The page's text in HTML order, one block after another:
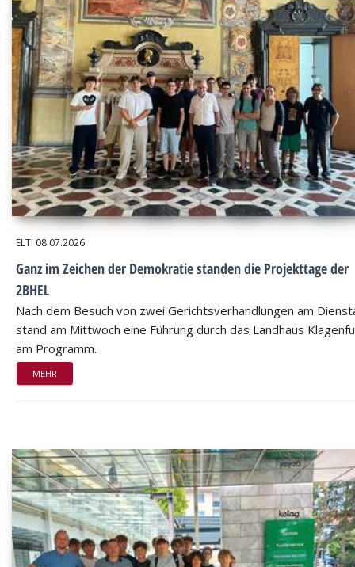
ELTI 08.07.2026
Ganz im Zeichen der Demokratie standen die Projekttage der
2BHEL
Nach dem Besuch von zwei Gerichtsverhandlungen am
stand am Mittwoch eine Führung durch das Landhaus
am Programm.
MEHR